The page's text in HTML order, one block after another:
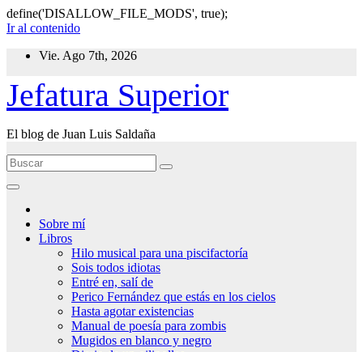
define('DISALLOW_FILE_MODS', true);
Ir al contenido
Vie. Ago 7th, 2026
Jefatura Superior
El blog de Juan Luis Saldaña
Sobre mí
Libros
Hilo musical para una piscifactoría
Sois todos idiotas
Entré en, salí de
Perico Fernández que estás en los cielos
Hasta agotar existencias
Manual de poesía para zombis
Mugidos en blanco y negro